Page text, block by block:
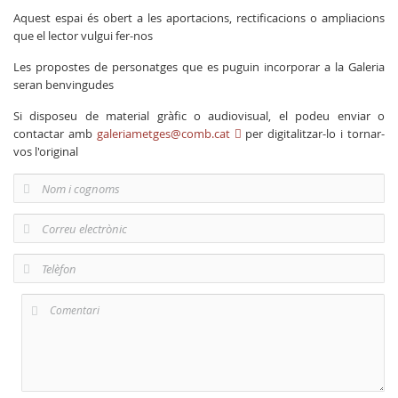
Aquest espai és obert a les aportacions, rectificacions o ampliacions
que el lector vulgui fer-nos
Les propostes de personatges que es puguin incorporar a la Galeria
seran benvingudes
Si disposeu de material gràfic o audiovisual, el podeu enviar o
contactar amb galeriametges@comb.cat
per digitalitzar-lo i tornar-
vos l'original